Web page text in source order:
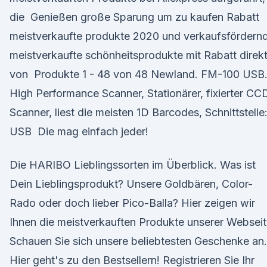
die Genießen große Sparung um zu kaufen Rabatt
meistverkaufte produkte 2020 und
meistverkaufte schönheitsprodukte mit Rabatt direkt
von Produkte 1 - 48 von 48 Newland. FM-100 USB.
High Performance Scanner, Stationärer, fixierter
Scanner, liest die meisten 1D Barcodes, Schnittstelle:
USB Die mag einfach jeder!
Die HARIBO Lieblingssorten im Überblick. Was ist
Dein Lieblingsprodukt? Unsere Goldbären, Color-
Rado oder doch lieber Pico-Balla? Hier zeigen wir
Ihnen die meistverkauften Produkte unserer
Schauen Sie sich unsere beliebtesten Geschenke an.
Hier geht's zu den Bestsellern! Registrieren Sie Ihr